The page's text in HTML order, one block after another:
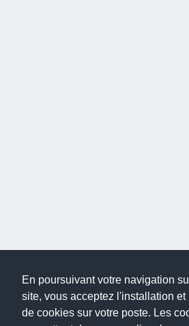
En poursuivant votre navigation
site, vous acceptez l'installation et
de cookies sur votre poste. Les